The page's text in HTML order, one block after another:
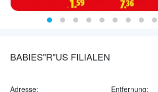
BABIES"R"US FILIALEN
Adresse: Entfernung: